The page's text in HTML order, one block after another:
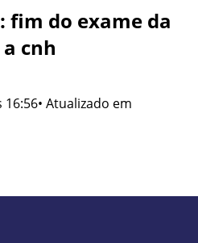
fim do exame da
cnh
16:56• Atualizado em